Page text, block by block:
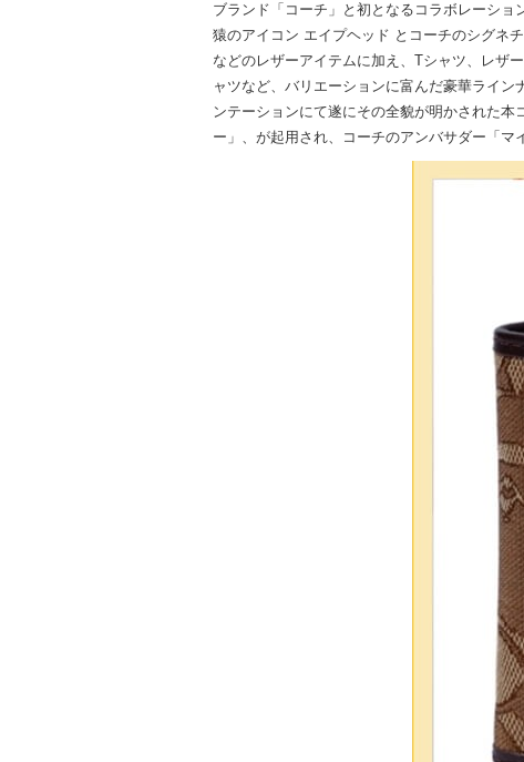
ブランド「コーチ」と初となるコラボレーショ
猿のアイコン エイプヘッド とコーチのシグネ
などのレザーアイテムに加え、Tシャツ、レザ
ャツなど、バリエーションに富んだ豪華ライ
ンテーションにて遂にその全貌が明かされた
ー」、が起用され、コーチのアンバサダー「マ